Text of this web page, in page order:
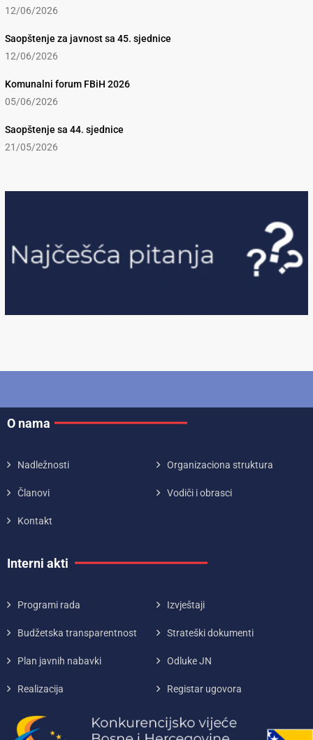
12/06/2026
Saopštenje za javnost sa 45. sjednice
12/06/2026
Komunalni forum FBiH 2026
05/06/2026
Saopštenje sa 44. sjednice
21/05/2026
O nama
Nadležnosti Organizaciona struktura
Članovi Vodiči i obrasci
Kontakt
Interni akti
Programi rada Izvještaji
Budžetska transparentnost Strateški dokumenti
Plan javnih nabavki Odluke JN
Realizacija Registar ugovora